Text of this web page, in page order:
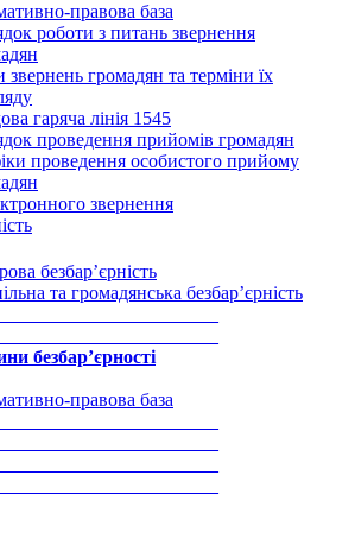
правова база
роботи з питань звернення
громадян та терміни їх
гаряча лінія 1545
проведення прийомів громадян
проведення особистого прийому
звернення
безбар’єрність
та громадянська безбар’єрність
безбар’єрності
правова база